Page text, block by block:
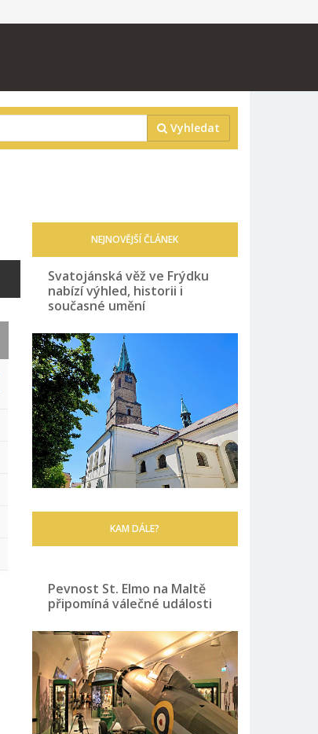
Vyhledat
NEJNOVĚJŠÍ ČLÁNEK
Svatojánská věž ve Frýdku
nabízí výhled, historii i
současné umění
KAM DÁLE?
Pevnost St. Elmo na Maltě
připomíná válečné události